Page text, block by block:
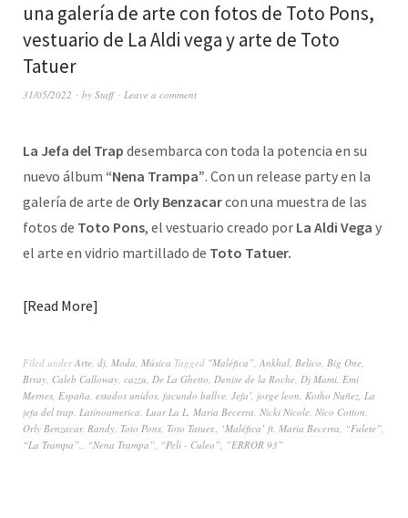
una galería de arte con fotos de Toto Pons,
vestuario de La Aldi vega y arte de Toto
Tatuer
31/05/2022 by Staff Leave a comment
La Jefa del Trap desembarca con toda la potencia en su
nuevo álbum “Nena Trampa”. Con un release party en la
galería de arte de Orly Benzacarcon una muestra de las
fotos de Toto Pons, el vestuario creado por La Aldi Vega y
el arte en vidrio martillado de Toto Tatuer.
Read More
Filed underArte, dj, Moda, Música Tagged "Maléfica”, Ankhal, Belico, Big One,
Brray, Caleb Calloway, cazzu, De La Ghetto, Denise de la Roche, Dj Mami, Emi
Mernes, España, estados unidos, facundo ballve, Jefa’, jorge leon, Kotho Nuñez, La
jefa del trap, Latínoamerica, Luar La L, Maria Becerra, Nicki Nicole, Nico Cotton,
Orly Benzacar, Randy, Toto Pons, Toto Tatuer., ‘Maléfica’ ft. Maria Becerra, “Fulete”,
“La Trampa”., “Nena Trampa”, “Peli - Culeo”, ”ERROR 93”